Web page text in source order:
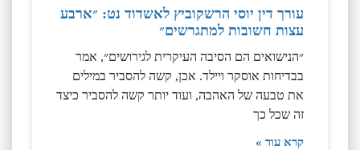
עורך דין יוסי הרשקוביץ לאשדוד נט: ״ארבע
עצות חשובות למתגרשים״
״הנישואים הם הסיבה העיקרית לגירושים״, אמר
בבדיחות אוסקר ויילד. אכן, קשה להסביר במילים
את טבעה של האהבה, ועוד יותר קשה להסביר כיצד
זה שכל כך
קרא עוד »